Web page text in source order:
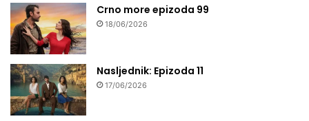
Crno more epizoda 99
18/06/2026
Nasljednik: Epizoda 11
17/06/2026